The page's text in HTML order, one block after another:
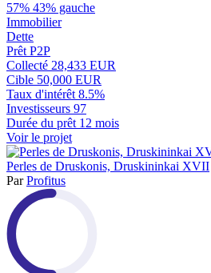
57% 43% gauche
Immobilier
Dette
Prêt P2P
Collecté 28,433 EUR
Cible 50,000 EUR
Taux d'intérêt 8.5%
Investisseurs 97
Durée du prêt 12 mois
Voir le projet
Perles de Druskonis, Druskininkai XVII
ParProfitus